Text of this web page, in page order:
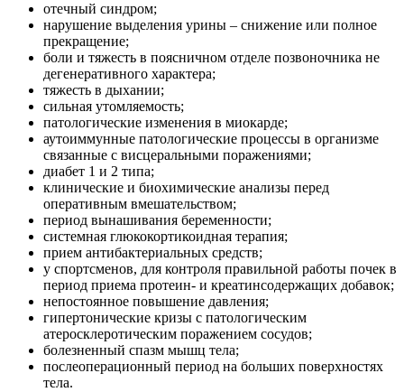
отечный синдром;
нарушение выделения урины – снижение или полное
прекращение;
боли и тяжесть в поясничном отделе позвоночника не
дегенеративного характера;
тяжесть в дыхании;
сильная утомляемость;
патологические изменения в миокарде;
аутоиммунные патологические процессы в организме
связанные с висцеральными поражениями;
диабет 1 и 2 типа;
клинические и биохимические анализы перед
оперативным вмешательством;
период вынашивания беременности;
системная глюкокортикоидная терапия;
прием антибактериальных средств;
у спортсменов, для контроля правильной работы почек в
период приема протеин- и креатинсодержащих добавок;
непостоянное повышение давления;
гипертонические кризы с патологическим
атеросклеротическим поражением сосудов;
болезненный спазм мышц тела;
послеоперационный период на больших поверхностях
тела.